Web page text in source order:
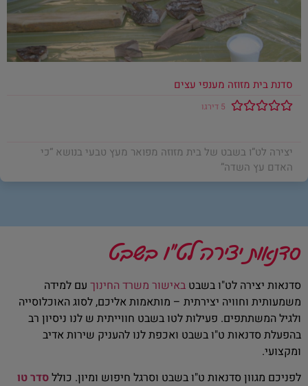
סדנת בית מזוזה מענפי עצים
יצירה לט”ו בשבט של בית מזוזה מפואר מעץ טבעי בנושא “כי
האדם עץ השדה”
סדנאות יצירה לט"ו בשבט
סדנאות יצירה לט"ו בשבטבאישור משרד החינוךעם למידה
משמעותית וחוויה יצירתית – מותאמות אליכם, לסוג האוכלוסייה
ולגיל המשתתפים. פעילות לטו בשבט חווייתית ש לנו ניסיון רב
בהפעלת סדנאות ט"ו בשבט ואכפת לנו להעניק שירות אדיב
ומקצועי.
לפניכם מגוון סדנאות ט"ו בשבט וסרגל חיפוש ומיון. כוללסדר טו